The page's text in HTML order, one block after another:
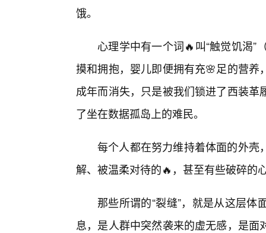
饿。
心理学中有一个词🔥叫“触觉饥渴”
摸和拥抱，婴儿即便拥有充🌸足的营
成年而消失，只是被我们锁进了西装
了坐在数据孤岛上的难民。
每个人都在努力维持着体面的外壳
解、被温柔对待的🔥，甚至有些破碎的
那些所谓的“裂缝”，就是从这层
息，是人群中突然袭来的虚无感，是